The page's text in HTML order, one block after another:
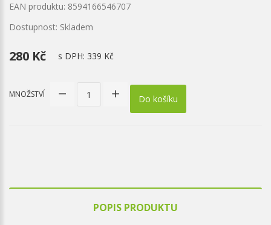
EAN produktu: 8594166546707
Dostupnost: Skladem
280 Kč s DPH: 339 Kč
MNOŽSTVÍ Do košíku
POPIS PRODUKTU